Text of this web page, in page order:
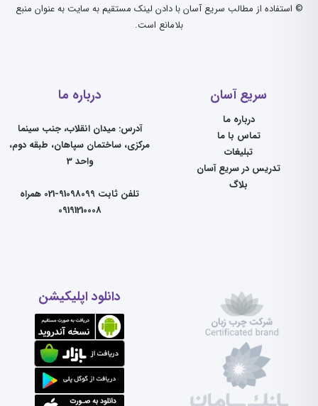
© استفاده از مطالب سریع آسان با دادن لینک مستقیم به سایت به عنوان منبع
بلامانع است.
سریع آسان
درباره ما
تماس با ما
تبلیغات
تدریس در سریع آسان
بلاگ
درباره ما
آدرس: میدان انقلاب، جنب سینما
مرکزی، ساختمان سپاهان، طبقه دوم،
واحد 3
تلفن ثابت 91098099-021 همراه
09191210008
دانلود اپلیکیشن